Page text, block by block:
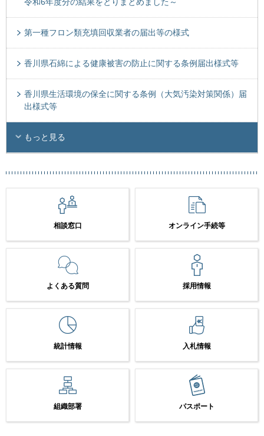
第一種フロン類充填回収業者の届出等の様式
香川県石綿による健康被害の防止に関する条例届出様式等
香川県生活環境の保全に関する条例（大気汚染対策関係）届
出様式等
もっと見る
相談窓口 オンライン手続等
よくある質問 採用情報
統計情報 入札情報
組織部署 パスポート